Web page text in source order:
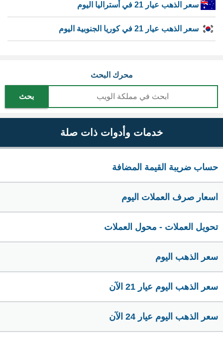
سعر الذهب عيار 21 في أستراليا اليوم
سعر الذهب عيار 21 في كوريا الجنوبية اليوم
محرك البحث
بحث
خدمات وأدوات ذات صلة
حساب ضريبة القيمة المضافة
اسعار صرف العملات اليوم
تحويل العملات - محول العملات
سعر الذهب اليوم
سعر الذهب اليوم عيار 21 الآن
سعر الذهب اليوم عيار 24 الآن